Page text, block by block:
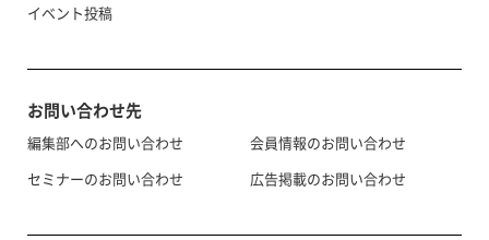
イベント投稿
お問い合わせ先
編集部へのお問い合わせ
セミナーのお問い合わせ
会員情報のお問い合わせ
広告掲載のお問い合わせ